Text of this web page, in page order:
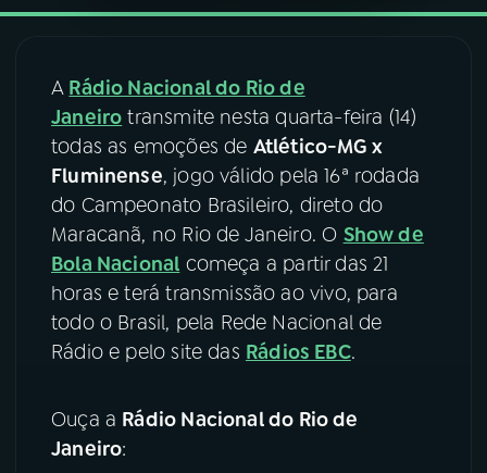
06VIDEOCASTS
07ÚLTIMAS
FESTIVAL DE MÚSICA
ACOMPANHE A RÁDIO NACIONAL
YouTube Facebook
Instagram X
A Rádio Nacional do Rio de
Janeiro transmite nesta quarta-feira (14)
todas as emoções de Atlético-MG x
Fluminense, jogo válido pela 16ª rodada
do Campeonato Brasileiro, direto do
Maracanã, no Rio de Janeiro. O Show de
Bola Nacional começa a partir das 21
horas e terá transmissão ao vivo, para
todo o Brasil, pela Rede Nacional de
Rádio e pelo site das Rádios EBC.
Ouça a Rádio Nacional do Rio de
Janeiro: